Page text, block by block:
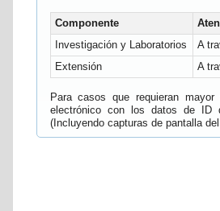
Componente
Investigación y Laboratorios
A
Extensión
A
Para casos que requieran
electrónico con los datos de ID
(Incluyendo capturas de pantalla